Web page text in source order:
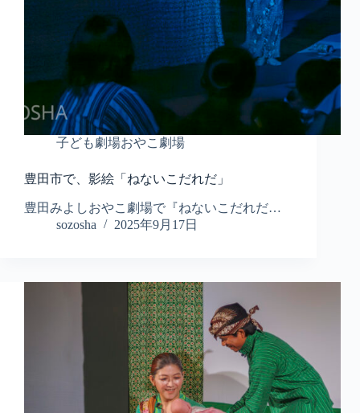
子ども劇場おやこ劇場
豊田市で、影絵「ねないこだれだ」
豊田みよしおやこ劇場で『ねないこだれだ…
sozosha
2025年9月17日